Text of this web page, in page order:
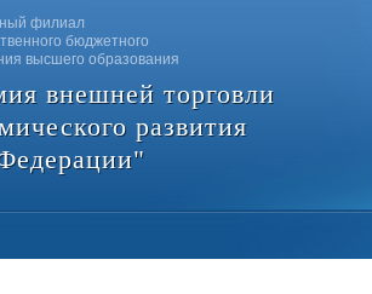
филиал
бюджетного
высшего образования
внешней торговли
развития